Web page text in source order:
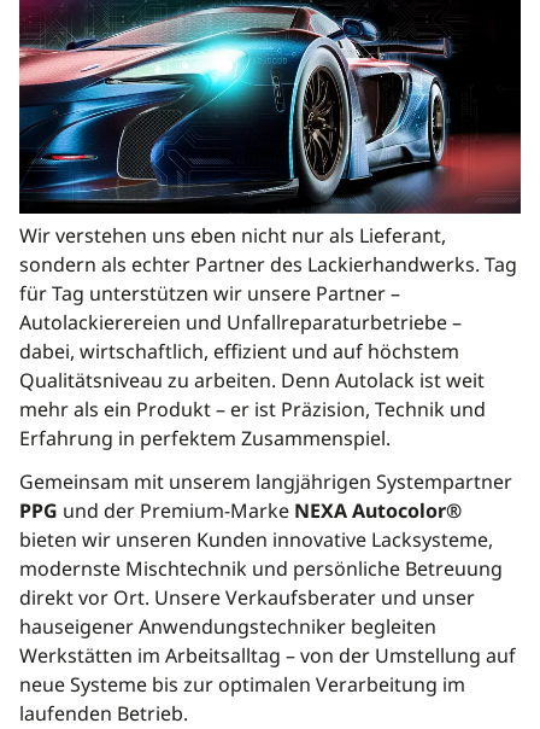
Wir verstehen uns eben nicht nur als Lieferant,
sondern als echter Partner des Lackierhandwerks. Tag
für Tag unterstützen wir unsere Partner –
Autolackierereien und Unfallreparaturbetriebe –
dabei, wirtschaftlich, effizient und auf höchstem
Qualitätsniveau zu arbeiten. Denn Autolack ist weit
mehr als ein Produkt – er ist Präzision, Technik und
Erfahrung in perfektem Zusammenspiel.
Gemeinsam mit unserem langjährigen Systempartner
PPG und der Premium-Marke NEXA Autocolor®
bieten wir unseren Kunden innovative Lacksysteme,
modernste Mischtechnik und persönliche Betreuung
direkt vor Ort. Unsere Verkaufsberater und unser
hauseigener Anwendungstechniker begleiten
Werkstätten im Arbeitsalltag – von der Umstellung auf
neue Systeme bis zur optimalen Verarbeitung im
laufenden Betrieb.